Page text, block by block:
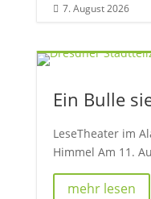
 7. August 2026
Ein Bulle
LeseTheater im
Himmel Am 11.
mehr lesen